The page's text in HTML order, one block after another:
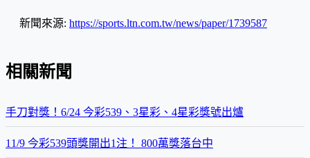
新聞來源: https://sports.ltn.com.tw/news/paper/1739587
相關新聞
手刀對獎！6/24 今彩539、3星彩、4星彩獎號出爐
11/9 今彩539頭獎開出1注！ 800萬獎落台中